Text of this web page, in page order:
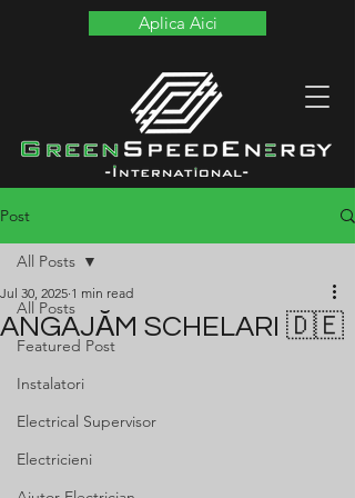
Aplica Aici
Post
All Posts
Featured Post
Instalatori
Electrical Supervisor
Electricieni
All Posts
ANGAJĂM SCHELARI 🇩🇪
Jul 30, 2025 1 min read